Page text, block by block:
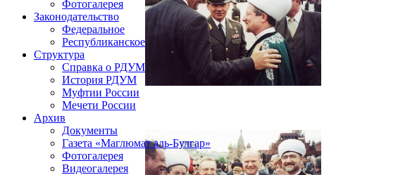
Фотогалерея
Законодательство
Федеральное
Республиканское
Структура
Справка о РДУМ
История РДУМ
Муфтии России
Мечети России
Архив
Документы
Газета «Маглюмат аль-Булгар»
Фотогалерея
Видеогалерея